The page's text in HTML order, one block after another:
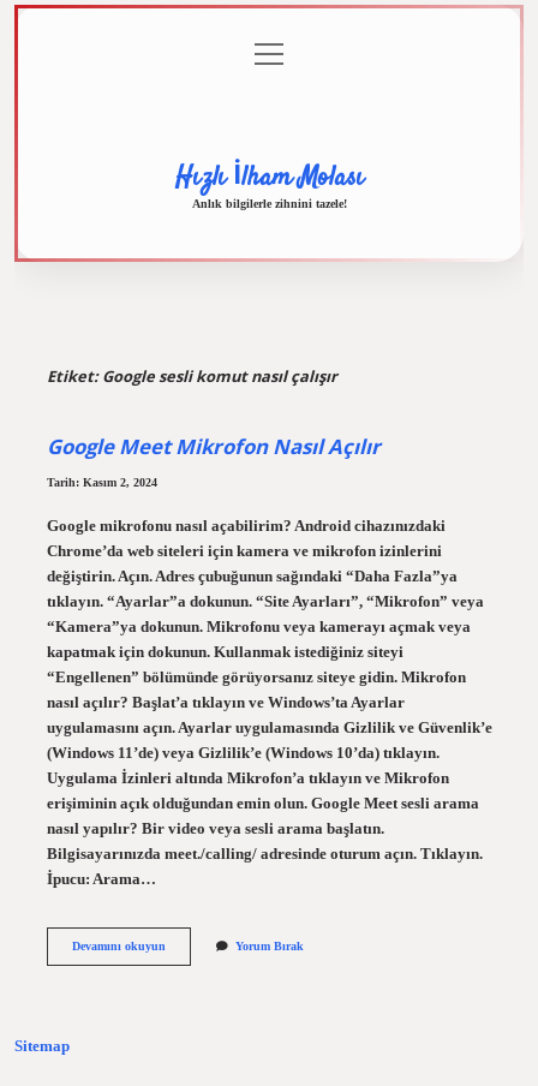
menüyü
aç
Hızlı İlham Molası
Anlık bilgilerle zihnini tazele!
Etiket:Google sesli komut nasıl çalışır
Google Meet Mikrofon Nasıl Açılır
Tarih: Kasım 2, 2024
Google mikrofonu nasıl açabilirim? Android cihazınızdaki
Chrome’da web siteleri için kamera ve mikrofon izinlerini
değiştirin. Açın. Adres çubuğunun sağındaki “Daha Fazla”ya
tıklayın. “Ayarlar”a dokunun. “Site Ayarları”, “Mikrofon” veya
“Kamera”ya dokunun. Mikrofonu veya kamerayı açmak veya
kapatmak için dokunun. Kullanmak istediğiniz siteyi
“Engellenen” bölümünde görüyorsanız siteye gidin. Mikrofon
nasıl açılır? Başlat’a tıklayın ve Windows’ta Ayarlar
uygulamasını açın. Ayarlar uygulamasında Gizlilik ve Güvenlik’e
(Windows 11’de) veya Gizlilik’e (Windows 10’da) tıklayın.
Uygulama İzinleri altında Mikrofon’a tıklayın ve Mikrofon
erişiminin açık olduğundan emin olun. Google Meet sesli arama
nasıl yapılır? Bir video veya sesli arama başlatın.
Bilgisayarınızda meet./calling/ adresinde oturum açın. Tıklayın.
İpucu: Arama…
Devamını okuyunGoogle
Yorum Bırak
Sitemap